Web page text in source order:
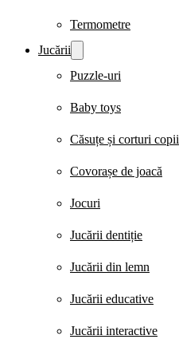
Termometre
Jucării
Puzzle-uri
Baby toys
Căsuțe și corturi copii
Covorașe de joacă
Jocuri
Jucării dentiție
Jucării din lemn
Jucării educative
Jucării interactive